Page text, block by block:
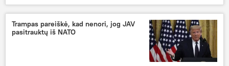
Trampas pareiškė, kad nenori, jog JAV
pasitrauktų iš NATO